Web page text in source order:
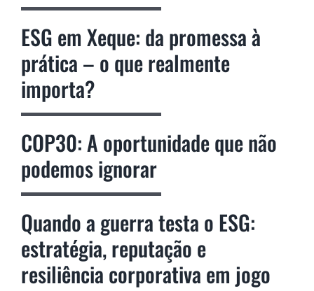
ESG em Xeque: da promessa à
prática – o que realmente
importa?
COP30: A oportunidade que não
podemos ignorar
Quando a guerra testa o ESG:
estratégia, reputação e
resiliência corporativa em jogo